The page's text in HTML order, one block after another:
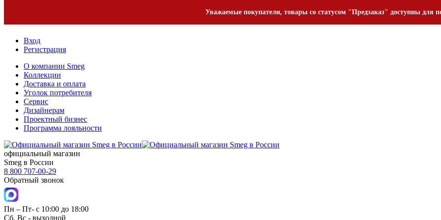
Уважаемые покупатели, товары со статусом "Предзаказ" доступны для
Вход
Регистрация
О компании Smeg
Коллекции
Доставка и оплата
Уголок потребителя
Сервис
Дизайнерам
Проектный бизнес
Программа лояльности
официальный магазин
Smeg в России
8 800 707-00-29
Обратный звонок
Пн – Пт- с 10:00 до 18:00
Сб, Вс - выходной